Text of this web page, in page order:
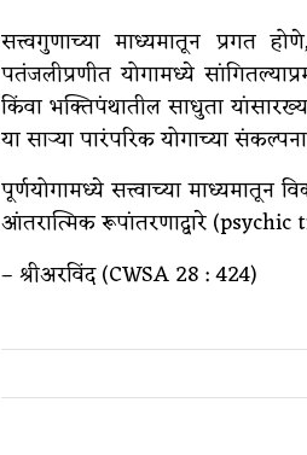
सत्त्वगुणाच्या माध्यमातून प्रगत
पतंजलीप्रणीत योगामध्ये
किंवा भक्तिपंथातील साधुता
या साऱ्या पारंपरिक योगाच्या
पूर्णयोगामध्ये सत्त्वाच्या माध्यमातून
आंतरात्मिक रूपांतरणाद्वारे
– श्रीअरविंद (CWSA 28 : 424)